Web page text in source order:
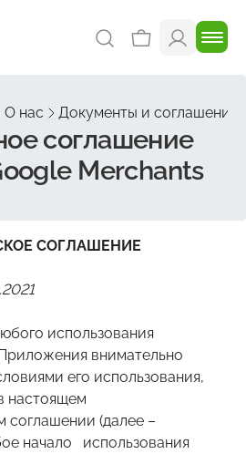
О нас Документы и соглашения
соглашение
Merchants
СОГЛАШЕНИЕ
.2021
использования
внимательно
его использования,
настоящем
соглашении (далее –
начало использования